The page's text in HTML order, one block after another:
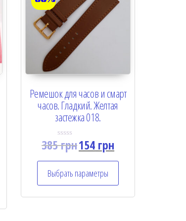
Ремешок для часов и смарт
часов. Гладкий. Желтая
застежка 018.
R
a
d
0
o
u
385грн154 грн
Выбрать параметры